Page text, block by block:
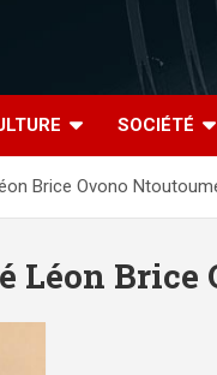
SOCIÉTÉ
Brice Ovono
Brice